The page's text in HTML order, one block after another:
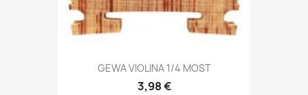
GEWA VIOLINA 1/4 MOST
3,98 €